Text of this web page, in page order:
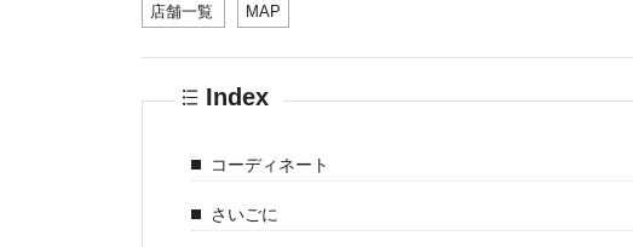
店舗一覧 MAP
Index
コーディネート
さいごに